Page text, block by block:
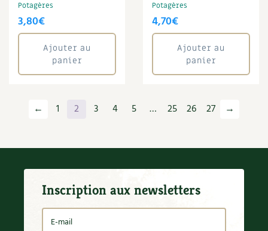
Potagères
3,80€
Ajouter au
panier
Potagères
4,70€
Ajouter au
panier
← 1 2 3 4 5 … 25 26 27 →
Inscription aux newsletters